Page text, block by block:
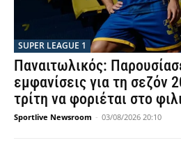
SUPER LEAGUE 1
Παναιτωλικός:
εμφανίσεις για τη σεζόν
τρίτη να φοριέται στο
Sportlive Newsroom - 03/08/2026 20:10